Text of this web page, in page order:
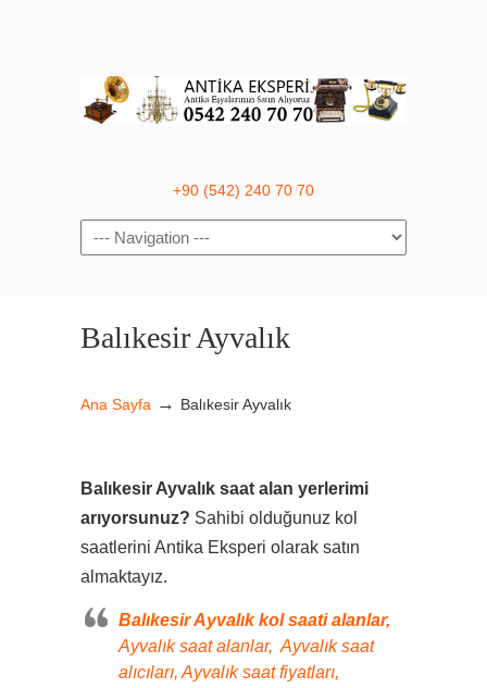
+90 (542) 240 70 70
Navigation
Balıkesir Ayvalık
Ana Sayfa → Balıkesir Ayvalık
Balıkesir Ayvalık saat alan yerlerimi
arıyorsunuz? Sahibi olduğunuz kol
saatlerini Antika Eksperi olarak satın
almaktayız.
Balıkesir Ayvalık kol saati alanlar,
Ayvalık saat alanlar, Ayvalık saat
alıcıları, Ayvalık saat fiyatları,